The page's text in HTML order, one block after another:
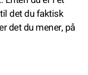
det du faktisk
det du mener, på